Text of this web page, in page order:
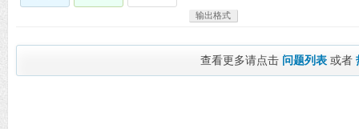
输出格式
查看更多请点击 问题列表 或者